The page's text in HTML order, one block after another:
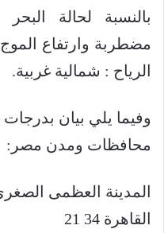
بالنسبة لحالة
الرياح : شمالية غربية.
وفيما يلي بيان بدرجات
محافظات ومدن مصر:
المدينة العظمى
القاهرة 34 21